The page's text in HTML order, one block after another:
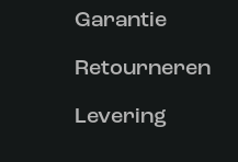
Garantie
Retourneren
Levering